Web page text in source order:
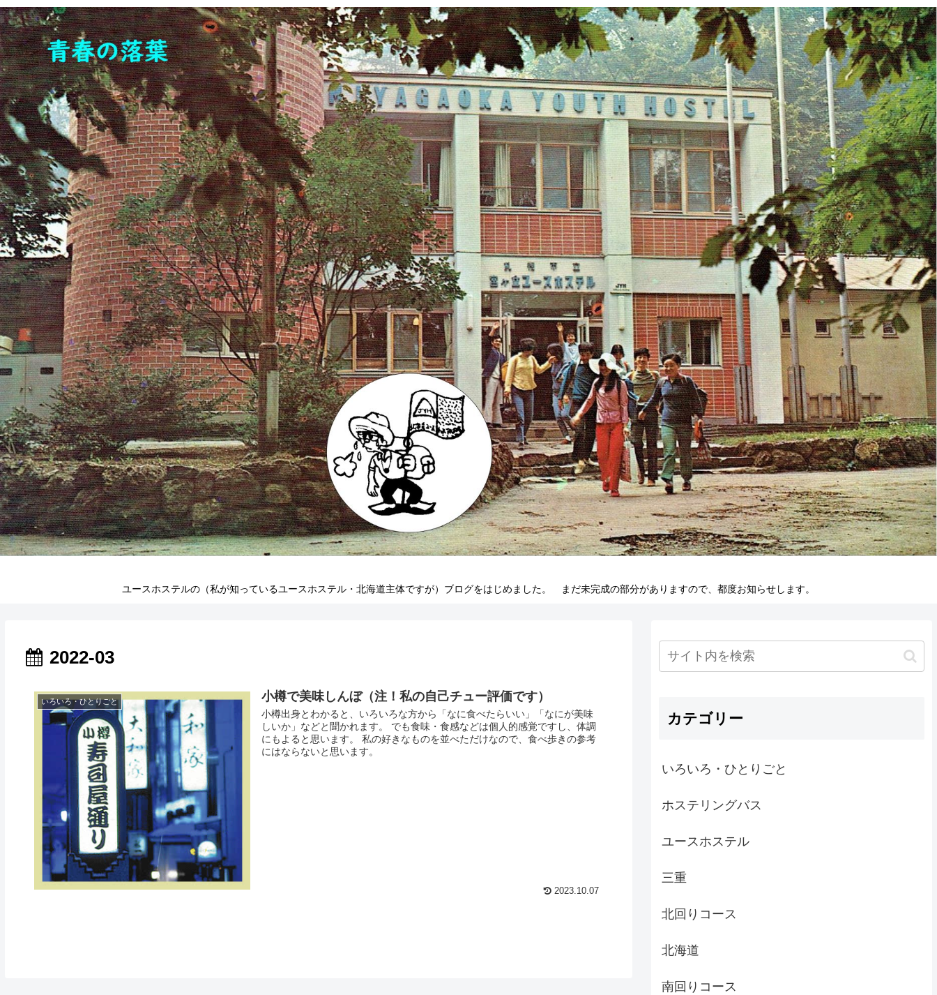
ユースホステルの（私が知っているユースホステル・北海道主体ですが）ブログをはじめました。 まだ未完成の部分がありますので、都度お知らせします。
2022-03
いろいろ・ひとりごと 小樽で美味しんぼ（注！私の自己チュー評価です）
小樽出身とわかると、いろいろな方から「なに食べたらいい」「なにが美味
しいか」などと聞かれます。 でも食味・食感などは個人的感覚ですし、体調
にもよると思います。 私の好きなものを並べただけなので、食べ歩きの参考
にはならないと思います。
2023.10.07
カテゴリー
いろいろ・ひとりごと
ホステリングバス
ユースホステル
三重
北回りコース
北海道
南回りコース